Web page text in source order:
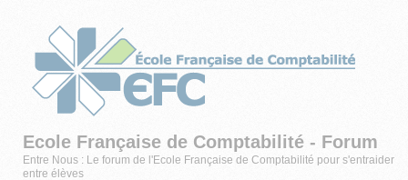
Ecole Française de Comptabilité - Forum
Entre Nous : Le forum de l'Ecole Française de Comptabilité pour s'entraider
entre élèves